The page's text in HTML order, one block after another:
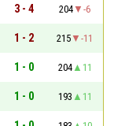
3 - 4 204
-6
1 - 2 215
-11
1 - 0 204
11
1 - 0 193
11